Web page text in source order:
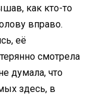
как кто-то
вправо.
её
смотрела
думала, что
здесь, в